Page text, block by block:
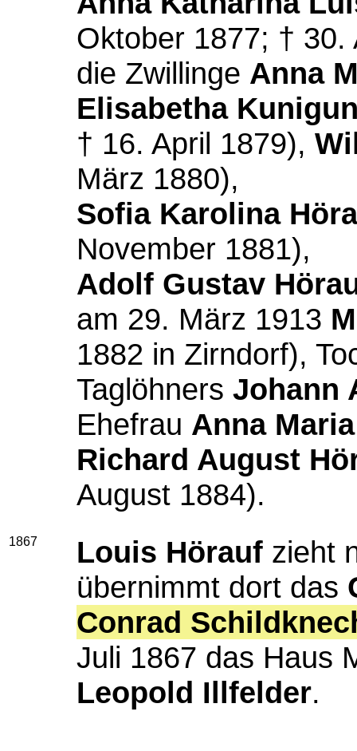
Oktober 1877; † 30.
die Zwillinge Anna
Elisabetha
† 16. April 1879),
März 1880),
Sofia Karolina
November 1881),
Adolf Gustav
am 29. März 1913
1882 in Zirndorf),
Taglöhners Johann
Ehefrau Anna Maria
Richard August
August 1884).
1867 Louis Hörauf zieht
übernimmt dort das
Conrad
Juli 1867 das Haus
Leopold Illfelder.